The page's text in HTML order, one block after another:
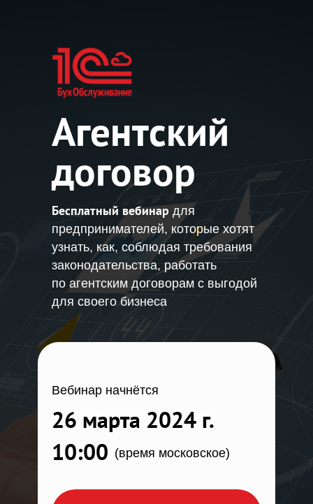
Агентский
договор
Бесплатный вебинар для
предпринимателей, которые хотят
узнать, как, соблюдая требования
законодательства, работать
по агентским договорам с выгодой
для своего бизнеса
Вебинар начнётся
26 марта 2024 г.
10:00 (время московское)